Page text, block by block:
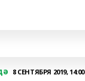
8 СЕНТЯБРЯ 2019, 14:00